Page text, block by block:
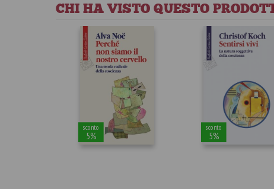
CHI HA VISTO QUESTO
sconto
5%
sconto
5%